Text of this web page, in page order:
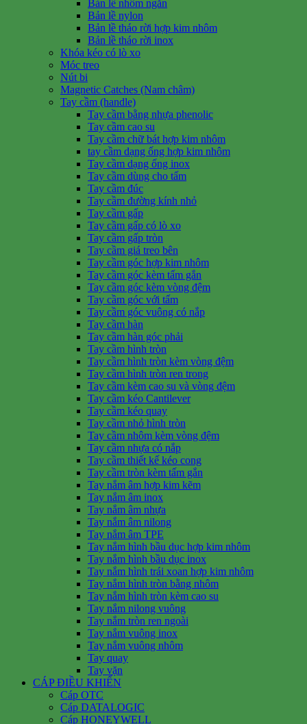
Bản lề nhôm ngắn
Bản lề nylon
Bản lề tháo rời hợp kim nhôm
Bản lề tháo rời inox
Khóa kéo có lò xo
Móc treo
Nút bi
Magnetic Catches (Nam châm)
Tay cầm (handle)
Tay cầm bằng nhựa phenolic
Tay cầm cao su
Tay cầm chữ bát hợp kim nhôm
tay cầm dạng ống hợp kim nhôm
Tay cầm dạng ống inox
Tay cầm dùng cho tấm
Tay cầm đúc
Tay cầm đường kính nhỏ
Tay cầm gấp
Tay cầm gấp có lò xo
Tay cầm gấp tròn
Tay cầm giá treo bên
Tay cầm góc hợp kim nhôm
Tay cầm góc kèm tấm gắn
Tay cầm góc kèm vòng đệm
Tay cầm góc với tấm
Tay cầm góc vuông có nắp
Tay cầm hàn
Tay cầm hàn góc phải
Tay cầm hình tròn
Tay cầm hình tròn kèm vòng đệm
Tay cầm hình tròn ren trong
Tay cầm kèm cao su và vòng đệm
Tay cầm kéo Cantilever
Tay cầm kéo quay
Tay cầm nhỏ hình tròn
Tay cầm nhôm kèm vòng đệm
Tay cầm nhựa có nắp
Tay cầm thiết kế kéo cong
Tay cầm tròn kèm tấm gắn
Tay nắm âm hợp kim kẽm
Tay nắm âm inox
Tay nắm âm nhựa
Tay nắm âm nilong
Tay nắm âm TPE
Tay nắm hình bầu dục hợp kim nhôm
Tay nắm hình bầu dục inox
Tay nắm hình trái xoan hợp kim nhôm
Tay nắm hình tròn bằng nhôm
Tay nắm hình tròn kèm cao su
Tay nắm nilong vuông
Tay nắm tròn ren ngoài
Tay nắm vuông inox
Tay nắm vuông nhôm
Tay quay
Tay vặn
CÁP ĐIỀU KHIỂN
Cáp OTC
Cáp DATALOGIC
Cáp HONEYWELL